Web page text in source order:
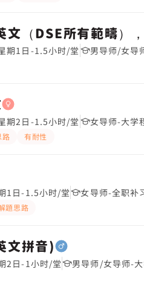
文（DSE所有範疇）
期1日-1.5小时/堂 男导师/女导
期2日-1.5小时/堂 女导师-大学
路 有耐性
1日-1.5小时/堂 女导师-全职补
題思路
文拼音)
2日-1小时/堂 男导师/女导师-